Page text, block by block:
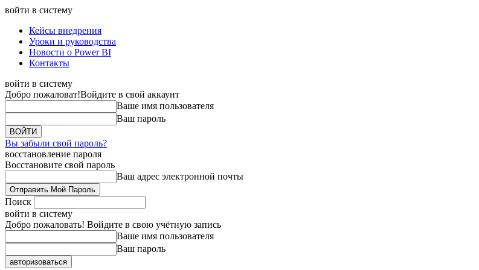
войти в систему
Кейсы внедрения
Уроки и руководства
Новости о Power BI
Контакты
войти в систему
Добро пожаловат!Войдите в свой аккаунт
Ваше имя пользователя
Ваш пароль
Вы забыли свой пароль?
восстановление пароля
Восстановите свой пароль
Ваш адрес электронной почты
Поиск
войти в систему
Добро пожаловать! Войдите в свою учётную запись
Ваше имя пользователя
Ваш пароль